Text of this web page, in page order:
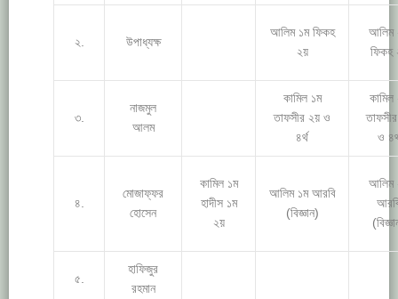
২. উপাধ্যক্ষ
আলিম ১ম ফিকহ
২য়
আলিম
ফিকহ
৩.
নাজমুল
আলম
কামিল ১ম
তাফসীর ২য় ও
৪র্থ
কামিল
ও
৪.
মোজাফ্ফর
হোসেন
কামিল ১ম
হাদীস ১ম
২য়
আলিম ১ম আরবি
(বিজ্ঞান)
আলিম
৫.
হাফিজুর
রহমান